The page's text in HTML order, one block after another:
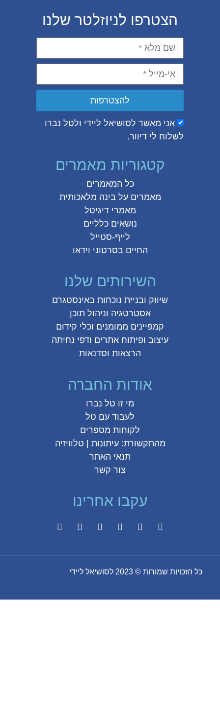
הצטרפו לניוזלטר שלנו
אני מאשר לסושיאל ליידי ולטל נברו
לשלוח לי דיוור.
להצטרפות
קטגוריות מאמרים
כל המאמרים
מאמרים עלבינה מלאכותית
מאמרי דיגיטל
נושאים כלליים
לייף-סטייל
החיים בסרטוני וידאו
השירותים שלנו
שיווק ובניית נוכחות באינסטגרם
אסטרטגיה וניהול תוכן
קמפיינים ממומנים וכלי קידום
עיצוב ופיתוח אתרים ודפי נחיתה
הרצאות וסדנאות
אודות החברה
מי זו טל נברו
לעבוד עם טל
לקוחות מספרים
מהתקשורת:עיתונות|טלוויזיה
תנאי האתר
צור קשר
עקבו אחרינו
כל הזכויות שמורות © 2023 לסושיאל ליידי
| האתר נבנה על ידי